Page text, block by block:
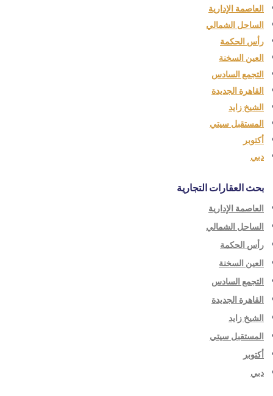
العاصمة الإدارية
الساحل الشمالي
رأس الحكمة
العين السخنة
التجمع السادس
القاهرة الجديدة
الشيخ زايد
المستقبل سيتي
أكتوبر
دبي
بحث العقارات التجارية
العاصمة الإدارية
الساحل الشمالي
رأس الحكمة
العين السخنة
التجمع السادس
القاهرة الجديدة
الشيخ زايد
المستقبل سيتي
أكتوبر
دبي